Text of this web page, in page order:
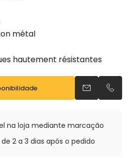
métal
hautement résistantes
Envia um e-
na loja mediante marcação
2 a 3 dias após o pedido